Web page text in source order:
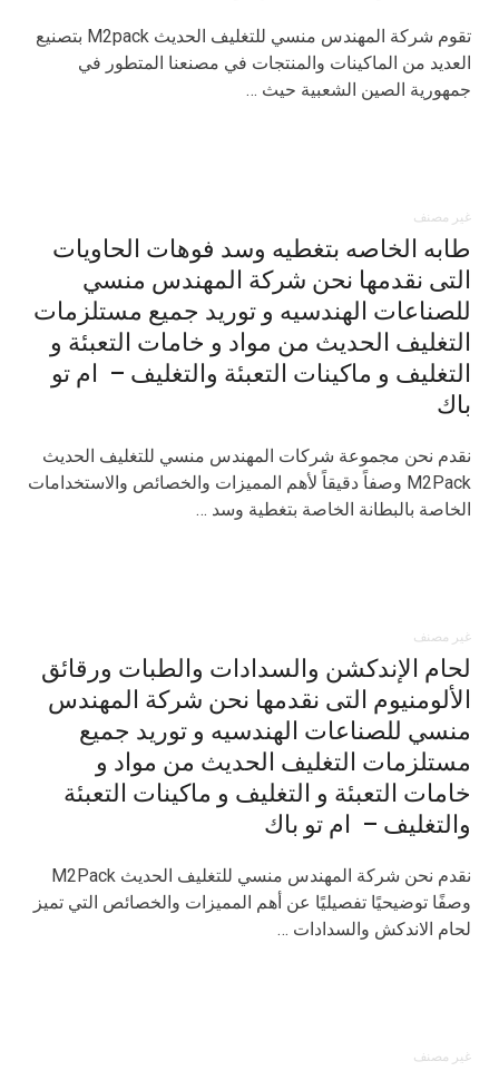
تقوم شركة المهندس منسي للتغليف الحديث M2pack بتصنيع
العديد من الماكينات والمنتجات في مصنعنا المتطور في
جمهورية الصين الشعبية حيث …
غير مصنف
طابه الخاصه بتغطيه وسد فوهات الحاويات
التى نقدمها نحن شركة المهندس منسي
للصناعات الهندسيه و توريد جميع مستلزمات
التغليف الحديث من مواد و خامات التعبئة و
التغليف و ماكينات التعبئة والتغليف – ام تو
باك
نقدم نحن مجموعة شركات المهندس منسي للتغليف الحديث
M2Pack وصفاً دقيقاً لأهم المميزات والخصائص والاستخدامات
الخاصة بالبطانة الخاصة بتغطية وسد …
غير مصنف
لحام الإندكشن والسدادات والطبات ورقائق
الألومنيوم التى نقدمها نحن شركة المهندس
منسي للصناعات الهندسيه و توريد جميع
مستلزمات التغليف الحديث من مواد و
خامات التعبئة و التغليف و ماكينات التعبئة
والتغليف – ام تو باك
نقدم نحن شركة المهندس منسي للتغليف الحديث M2Pack
وصفًا توضيحيًا تفصيليًا عن أهم المميزات والخصائص التي تميز
لحام الاندكش والسدادات …
غير مصنف